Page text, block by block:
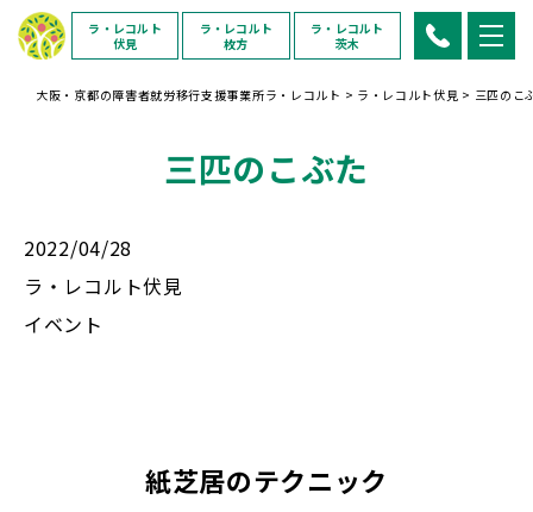
ラ・レコルト
伏見
ラ・レコルト
枚方
ラ・レコルト
茨木
大阪・京都の障害者就労移行支援事業所ラ・レコルト > ラ・レコルト伏見 > 三匹のこ
三匹のこぶた
2022/04/28
ラ・レコルト伏見
イベント
紙芝居のテクニック